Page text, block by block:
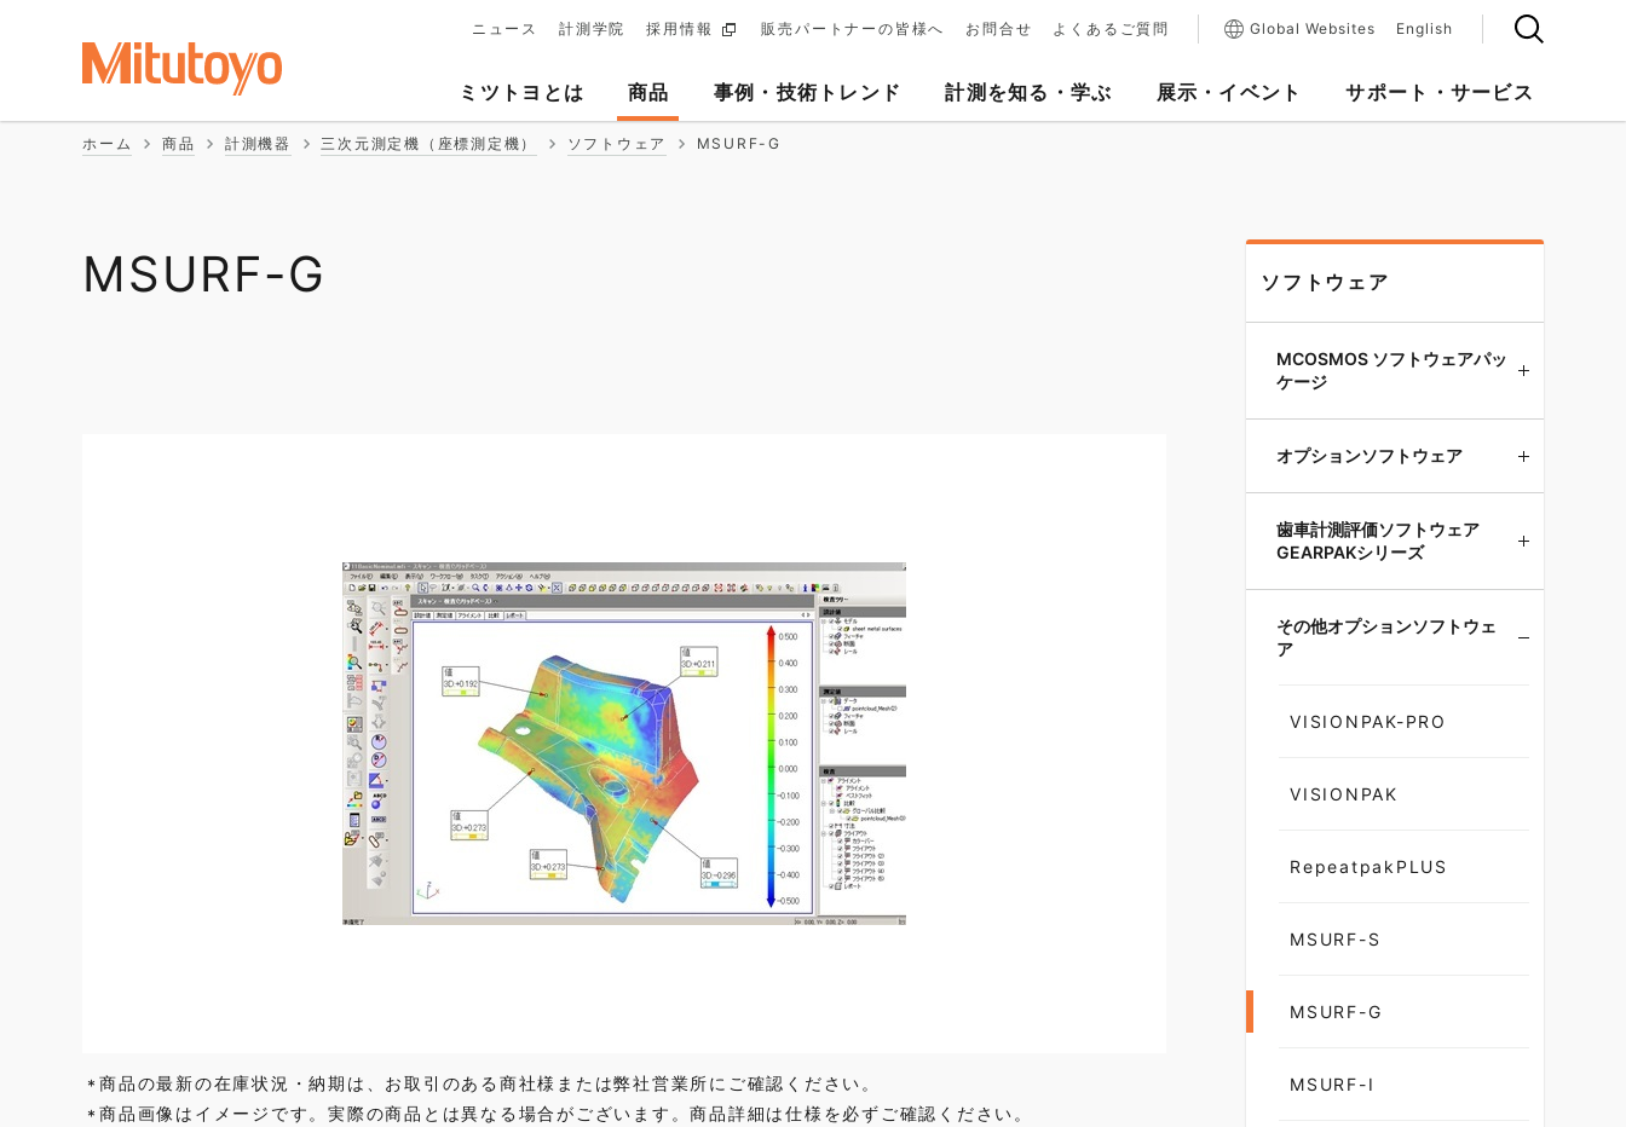
Secondary
Navigation
ミツトヨとは 商品 事例・技術トレンド 計測を知る・学ぶ 展示・イベント サポート・サービス
メ
イ
ン
ビ
ゲ
ニュース 計測学院 採用情報 販売パートナーの皆様へ お問合せ よくあるご質問 Global Websites English
ホーム 商品 計測機器 三次元測定機（座標測定機） ソフトウェア MSURF-G
MSURF-G
* 商品の最新の在庫状況・納期は、お取引のある商社様または弊社営業所にご確認ください。
* 商品画像はイメージです。実際の商品とは異なる場合がございます。商品詳細は仕様を必ずご確認ください。
ソフトウェア
MCOSMOS ソフトウェアパッ
ケージ
オプションソフトウェア
歯車計測評価ソフトウェア
GEARPAKシリーズ
その他オプションソフトウェ
ア
VISIONPAK-PRO
VISIONPAK
RepeatpakPLUS
MSURF-S
MSURF-G
MSURF-I